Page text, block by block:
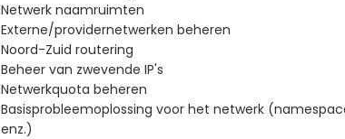
Netwerk naamruimten
Externe/providernetwerken beheren
Noord-Zuid routering
Beheer van zwevende IP's
Netwerkquota beheren
Basisprobleemoplossing voor het netwerk
enz.)